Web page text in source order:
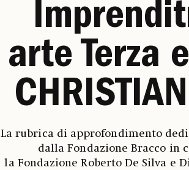
arte Terza
La rubrica di approfondimento
dalla Fondazione Bracco in
la Fondazione Roberto De Silva e